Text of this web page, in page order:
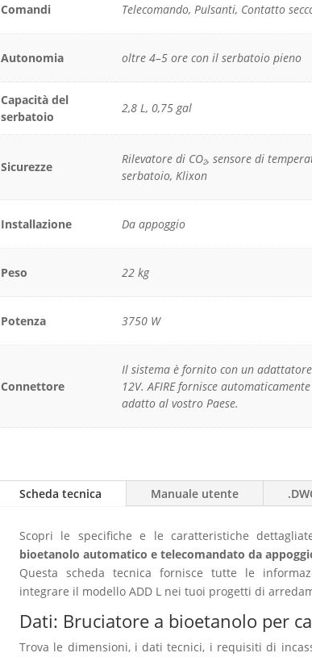
Comandi Telecomando, Pulsanti, Contatto
Autonomia oltre 4–5 ore con il serbatoio pieno
Capacità del
serbatoio
2,8 L, 0,75 gal
Sicurezze
Rilevatore di CO₂, sensore di
serbatoio, Klixon
Installazione Da appoggio
Peso 22 kg
Potenza 3750 W
Connettore
Il sistema è fornito con un
12V. AFIRE fornisce
adatto al vostro Paese.
Scheda tecnica Manuale utente
Scopri le specifiche e le caratteristiche
bioetanolo automatico e telecomandato da
Questa scheda tecnica fornisce tutte le
integrare il modello ADD L nei tuoi progetti di
Dati: Bruciatore a bioetanolo per
Trova le dimensioni, i dati tecnici, i requisiti di